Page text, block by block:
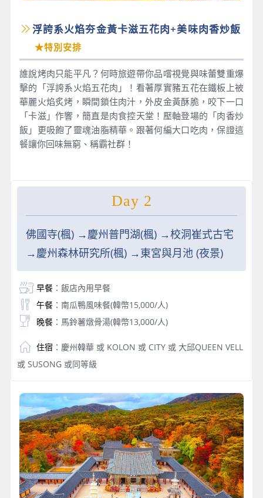
浮誇系火焰夯金黃卡滋五花肉+美味肉香炒飯
★特別安排
誰說烤肉只能平凡？何時旅遊帶你品嚐視覺與味蕾雙重爆
擊的「浮誇系火焰五花肉」！看著厚實豬五花在鐵板上被
華麗火焰炙烤，瞬間鎖住肉汁，外皮金黃酥脆，咬下一口
「卡滋」作響，簡直是肉食控天堂！壓軸登場的「肉香炒
飯」更吸飽了靈魂油脂精華。跟著何編大口吃肉，保證這
餐讓你回味無窮、稱霸社群！
Day 2
佛國寺(楓) →慶州普門湖(楓) →校洞崔式古宅
→慶州森林研究所(楓) →東宮與月池 (夜景)
早餐：飯店內用早餐
午餐：南瓜鴨風味餐(韓幣15,000/人)
晚餐：馬鈴薯燉骨湯(韓幣13,000/人)
住宿 ：慶州韓華 或 KOLON 或 CITY 或 大邱QUEEN VELL
或 SUSONG 或同等級